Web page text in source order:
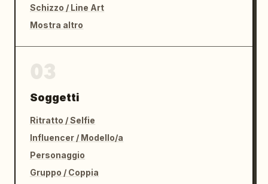
Schizzo / Line Art
Mostra altro
Soggetti
Ritratto / Selfie
Influencer / Modello/a
Personaggio
Gruppo / Coppia